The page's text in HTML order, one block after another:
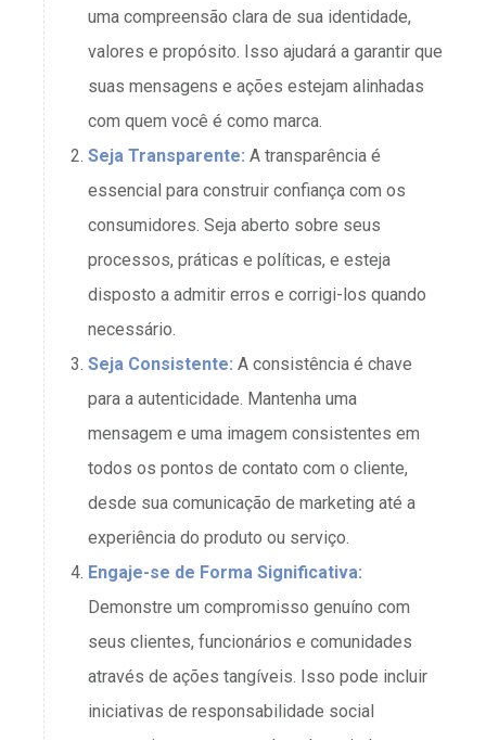
uma compreensão clara de sua identidade,
valores e propósito. Isso ajudará a garantir que
suas mensagens e ações estejam alinhadas
com quem você é como marca.
Seja Transparente: A transparência é
essencial para construir confiança com os
consumidores. Seja aberto sobre seus
processos, práticas e políticas, e esteja
disposto a admitir erros e corrigi-los quando
necessário.
Seja Consistente: A consistência é chave
para a autenticidade. Mantenha uma
mensagem e uma imagem consistentes em
todos os pontos de contato com o cliente,
desde sua comunicação de marketing até a
experiência do produto ou serviço.
Engaje-se de Forma Significativa:
Demonstre um compromisso genuíno com
seus clientes, funcionários e comunidades
através de ações tangíveis. Isso pode incluir
iniciativas de responsabilidade social